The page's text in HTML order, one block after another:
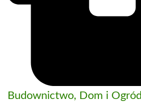
Budownictwo, Dom i Ogród